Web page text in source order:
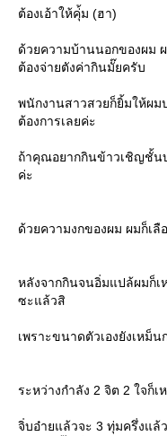
ต้องเอ้าให้คุ่้ม (ฮา)
ด้วยความบ้านนอกของผม
ต้องจ่ายตังค่ากินมั๊ยครับ
พนักงานสาวสวยก็ยิ้มให้ผ
ต้องการเลยค่ะ
ถ้าคุณอยากกินข้าวเชิญชั้น
ค่ะ
ด้วยความงกของผม ผมก็เ
หลังจากกินจนอิ่มแปล้ผมก็เ
ซะแล้วสิ
เพราะขนาดตัวเองยังเหม็
ระหว่างกำลัง 2 จิต 2 ใจก็
จิํบอ๋ายแล้วจะ 3 ทุ่มครึ่งแล้